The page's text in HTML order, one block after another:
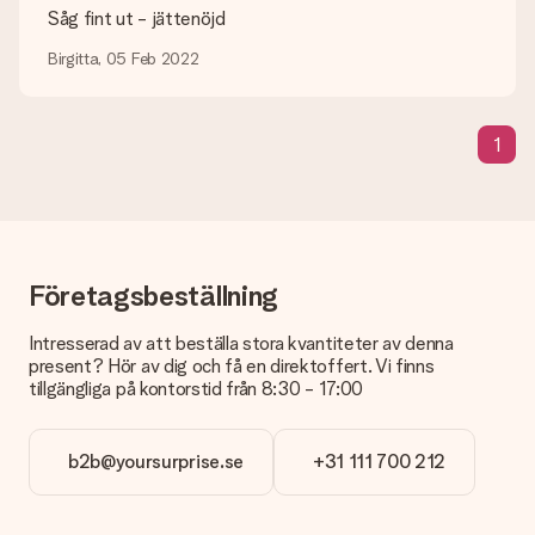
gärna att göra den perfekta presenten!
Vad händer om färgen eller produkten jag vill ha inte är
färg som inte går att hitta på webbplatsen? Vänligen kontakta
meddelande på detta kort, så att mottagaren vet exakt vem
hen ska tacka för den fina överraskningen.
Är min present inslagen?
Tyvärr erbjuder vi inte presentinslagningar än. Men vi slår alltid
in dina presenter i en festlig förpackning. Det innebär att din
Såg fint ut - jättenöjd
Birgitta, 05 Feb 2022
1
Företagsbeställning
Intresserad av att beställa stora kvantiteter av denna
present? Hör av dig och få en direktoffert. Vi finns
tillgängliga på kontorstid från 8:30 - 17:00
b2b@yoursurprise.se +31 111 700 212